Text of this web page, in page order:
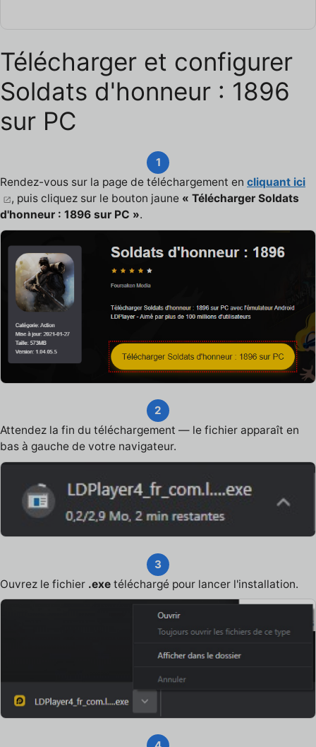
Télécharger et configurer
Soldats d'honneur : 1896
sur PC
1
Rendez-vous sur la page de téléchargement en cliquant ici
, puis cliquez sur le bouton jaune « Télécharger Soldats
d'honneur : 1896 sur PC ».
2
Attendez la fin du téléchargement — le fichier apparaît en
bas à gauche de votre navigateur.
3
Ouvrez le fichier .exe téléchargé pour lancer l'installation.